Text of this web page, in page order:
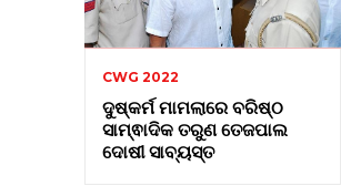
CWG 2022
ଦୁଷ୍କର୍ମ ମାମଲାରେ ବରିଷ୍ଠ
ସାମ୍ଵାଦିକ ତରୁଣ ତେଜପାଲ
ଦୋଷୀ ସାବ୍ୟସ୍ତ